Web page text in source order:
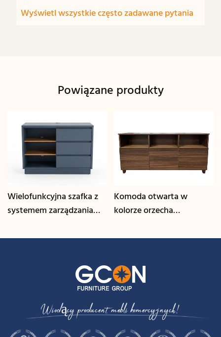
Wyświetl wszystkie często zadawane pytania
Powiązane produkty
Wielofunkcyjna szafka z
systemem zarządzania
Komoda otwarta w
kolorze orzecha
GCON
Wiodący producent mebli komercyjnych!